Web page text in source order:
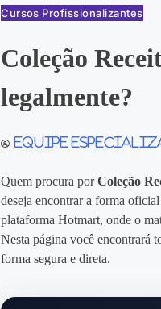
Cursos Profissionalizantes
Coleção
legalmente?
Equipe
Quem procura porColeção
deseja encontrar a forma
plataforma Hotmart, onde o
Nesta página você encontrará
forma segura e direta.